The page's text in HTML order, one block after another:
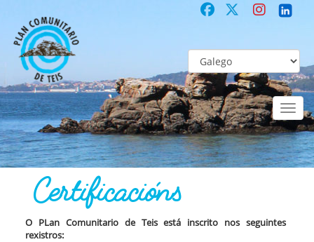
Toggle
COMUNITARIO Co-laboración participativa Certificacións
Certificacións
O PLan Comunitario de Teis está inscrito nos seguintes
rexistros: